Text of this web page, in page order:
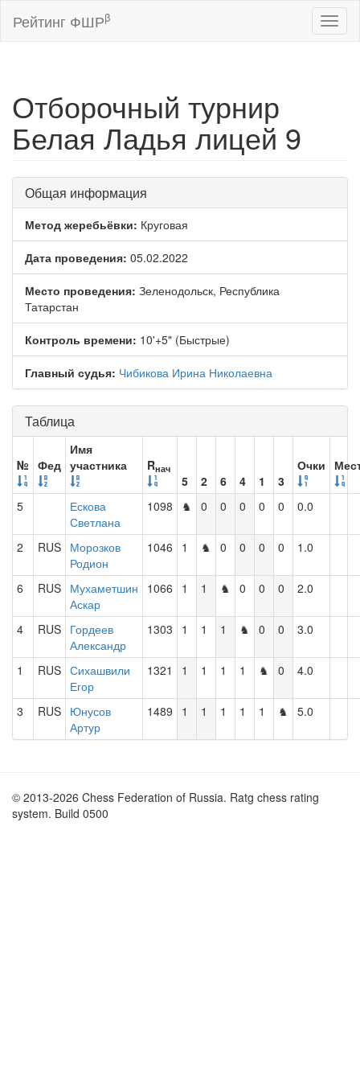
Рейтинг ФШРβ
Отборочный турнир
Белая Ладья лицей 9
Общая информация
Метод жеребьёвки: Круговая
Дата проведения: 05.02.2022
Место проведения: Зеленодольск, Республика
Татарстан
Контроль времени: 10'+5" (Быстрые)
Главный судья: Чибикова Ирина Николаевна
Таблица
№ Фед
Имя
участника
Rнач
5 2 6 4 1 3
Очки
5
Ескова
Светлана
1098 ♞ 0 0 0 0 0 0.0
2 RUS Морозков
Родион
1046 1 ♞ 0 0 0 0 1.0
6 RUS Мухаметшин
Аскар
1066 1 1 ♞ 0 0 0 2.0
4 RUS Гордеев
Александр
1303 1 1 1 ♞ 0 0 3.0
1 RUS Сихашвили
Егор
1321 1 1 1 1 ♞ 0 4.0
3 RUS Юнусов
Артур
1489 1 1 1 1 1 ♞ 5.0
© 2013-2026 Chess Federation of Russia. Ratg chess rating
system. Build 0500